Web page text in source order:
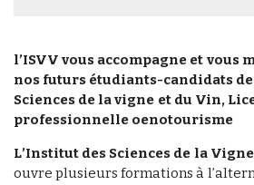
l’ISVV vous accompagne et vous
nos futurs étudiants-candidats de
Sciences de la vigne et du Vin,
professionnelle oenotourisme
L’Institut des Sciences de la
ouvre plusieurs formations à